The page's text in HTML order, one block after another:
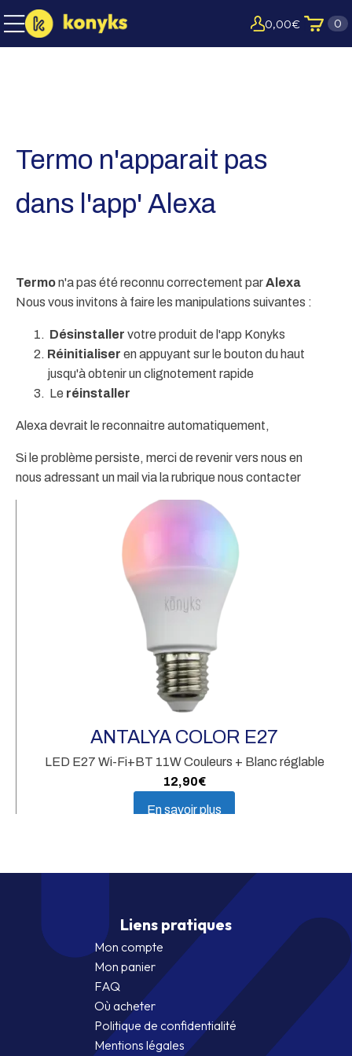
0,00€ 0
Termo n'apparait pas
dans l'app' Alexa
Termon'a pas été reconnu correctement parAlexa
Nous vous invitons à faire les manipulations suivantes :
Désinstaller votre produit de l'app Konyks
Réinitialiser en appuyant sur le bouton du haut
jusqu'à obtenir un clignotement rapide
Le réinstaller
Alexa devrait le reconnaitre automatiquement,
Si le problème persiste, merci de revenir vers nous en
nous adressant un mail via la rubrique nous contacter
ANTALYA COLOR E27
LED E27 Wi-Fi+BT 11W Couleurs + Blanc réglable
12,90€
En savoir plus
Liens pratiques
Mon compte
Mon panier
FAQ
Où acheter
Politique de confidentialité
Mentions légales